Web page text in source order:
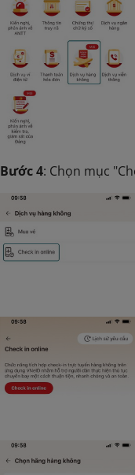
Bước 4: Chọn mục